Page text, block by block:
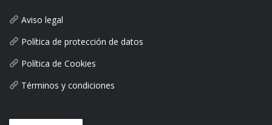
Aviso legal
Política de protección de datos
Política de Cookies
Términos y condiciones